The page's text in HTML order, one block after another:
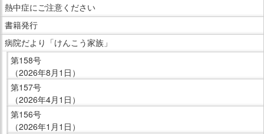
メ
ニ
ュ
ー
す。
熱中症にご注意ください
書籍発行
病院だより「けんこう家族」
第158号
（2026年8月1日）
第157号
（2026年4月1日）
第156号
（2026年1月1日）